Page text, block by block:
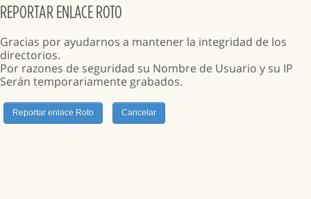
REPORTAR ENLACE ROTO
Gracias por ayudarnos a mantener la integridad de los
directorios.
Por razones de seguridad su Nombre de Usuario y su IP
Serán temporariamente grabados.